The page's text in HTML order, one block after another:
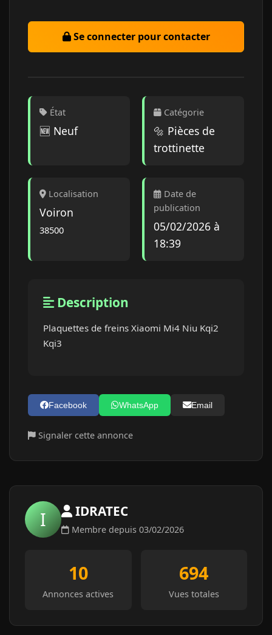
Se connecter pour contacter
État
🆕 Neuf
Catégorie
🔩 Pièces de
trottinette
Localisation
Voiron
38500
Date de
publication
05/02/2026 à
18:39
Description
Plaquettes de freins Xiaomi Mi4 Niu Kqi2
Kqi3
Facebook WhatsApp Email
Signaler cette annonce
I IDRATEC
Membre depuis 03/02/2026
10
Annonces actives
694
Vues totales